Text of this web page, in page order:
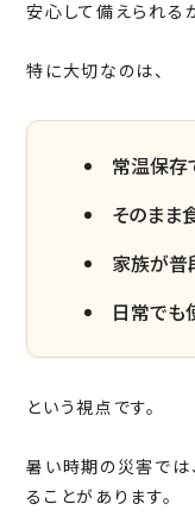
安心して備えられる
特に大切なのは、
常温保存
そのまま
家族が普
日常でも
という視点です。
暑い時期の災害では
ることがあります。